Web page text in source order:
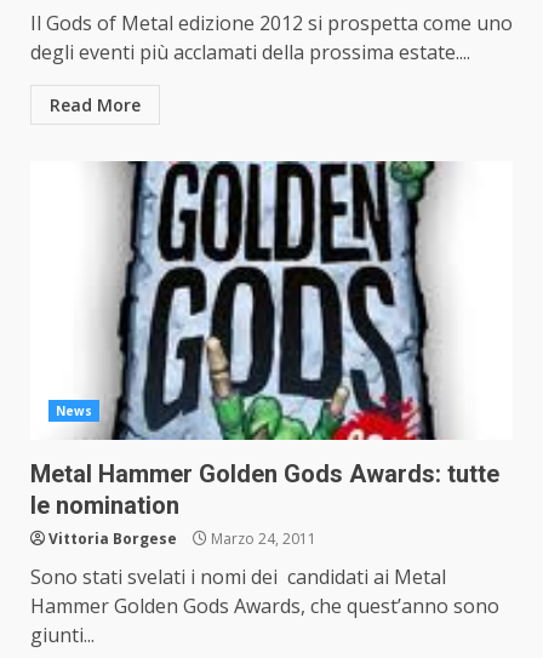
Il Gods of Metal edizione 2012 si prospetta come uno
degli eventi più acclamati della prossima estate....
Read More
News
Metal Hammer Golden Gods Awards: tutte
le nomination
Vittoria Borgese Marzo 24, 2011
Sono stati svelati i nomi dei candidati ai Metal
Hammer Golden Gods Awards, che quest’anno sono
giunti...